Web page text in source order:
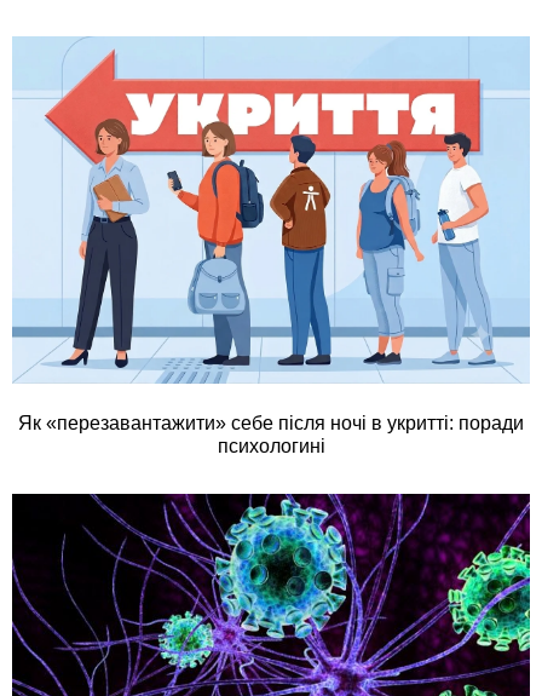
Як «перезавантажити» себе після ночі в укритті: поради
психологині